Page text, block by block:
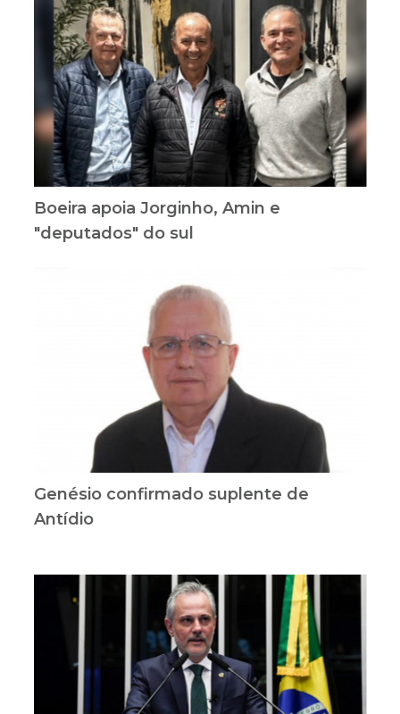
Boeira apoia Jorginho, Amin e
"deputados" do sul
Genésio confirmado suplente de
Antídio